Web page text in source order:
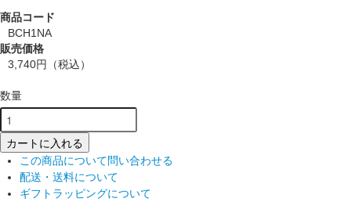
商品コード
BCH1NA
販売価格
3,740円
（税込）
数量
カートに入れる
この商品について問い合わせる
配送・送料について
ギフトラッピングについて